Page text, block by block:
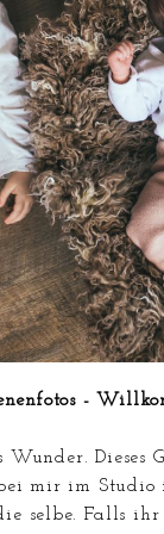
-
Wunder.
mir im
selbe. Falls ihr